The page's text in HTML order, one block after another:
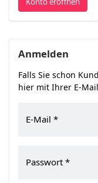
Anmelden
Falls Sie schon
hier mit Ihrer E-
E-Mail
Passwort